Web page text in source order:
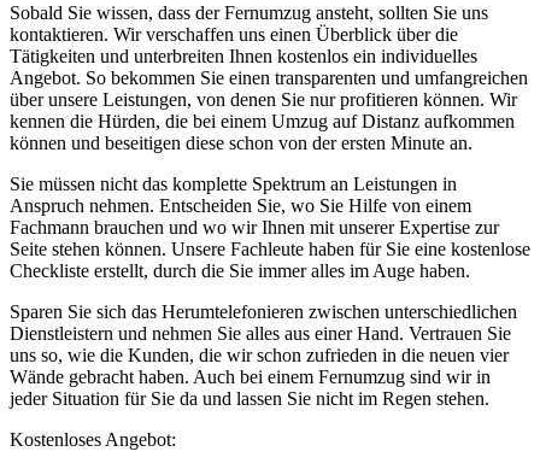
Sobald Sie wissen, dass der Fernumzug ansteht, sollten Sie uns
kontaktieren. Wir verschaffen uns einen Überblick über die
Tätigkeiten und unterbreiten Ihnen kostenlos ein individuelles
Angebot. So bekommen Sie einen transparenten und umfangreichen
über unsere Leistungen, von denen Sie nur profitieren können. Wir
kennen die Hürden, die bei einem Umzug auf Distanz aufkommen
können und beseitigen diese schon von der ersten Minute an.
Sie müssen nicht das komplette Spektrum an Leistungen in
Anspruch nehmen. Entscheiden Sie, wo Sie Hilfe von einem
Fachmann brauchen und wo wir Ihnen mit unserer Expertise zur
Seite stehen können. Unsere Fachleute haben für Sie eine kostenlose
Checkliste erstellt, durch die Sie immer alles im Auge haben.
Sparen Sie sich das Herumtelefonieren zwischen unterschiedlichen
Dienstleistern und nehmen Sie alles aus einer Hand. Vertrauen Sie
uns so, wie die Kunden, die wir schon zufrieden in die neuen vier
Wände gebracht haben. Auch bei einem Fernumzug sind wir in
jeder Situation für Sie da und lassen Sie nicht im Regen stehen.
Kostenloses Angebot: